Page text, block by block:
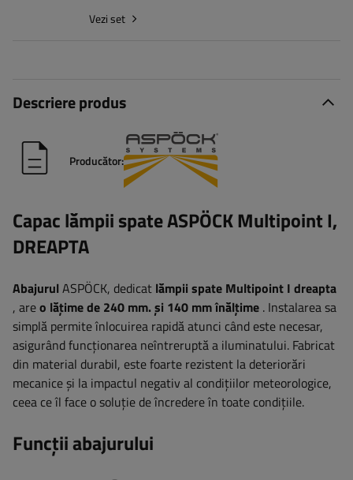
Vezi set
Descriere produs
Producător:
Capac lămpii spate ASPÖCK Multipoint I,
DREAPTA
AbajurulASPÖCK, dedicat lămpii spate Multipoint I dreapta
, areo lățime de 240 mm.și 140 mm înălțime . Instalarea sa
simplă permite înlocuirea rapidă atunci când este necesar,
asigurând funcționarea neîntreruptă a iluminatului. Fabricat
din material durabil, este foarte rezistent la deteriorări
mecanice și la impactul negativ al condițiilor meteorologice,
ceea ce îl face o soluție de încredere în toate condițiile.
Funcții abajurului